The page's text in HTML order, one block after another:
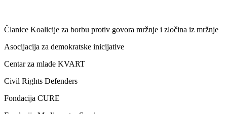
Članice Koalicije za borbu protiv govora mržnje i zločina iz mržnje
Asocijacija za demokratske inicijative
Centar za mlade KVART
Civil Rights Defenders
Fondacija CURE